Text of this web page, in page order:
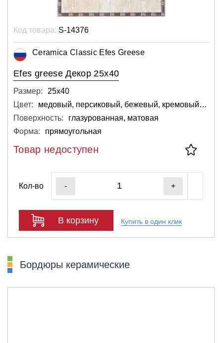
Код товара: S-14376
Ceramica Classic Efes Greese
Efes greese Декор 25x40
Размер:
25х40
Цвет:
медовый, персиковый, бежевый, кремовый, светлый
Поверхность:
глазурованная, матовая
Форма:
прямоугольная
Товар недоступен
Кол-во - +
В корзину Купить в один клик
Бордюры керамические